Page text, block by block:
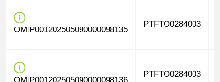
OMIP001202505090000098135
PTFTO0284003
OMIP001202505090000098136
PTFTO0284003